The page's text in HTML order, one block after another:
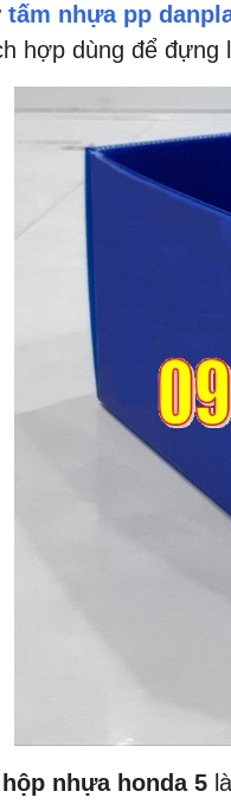
tấm nhựa pp
hợp dùng để đựng
hộp nhựa honda 5